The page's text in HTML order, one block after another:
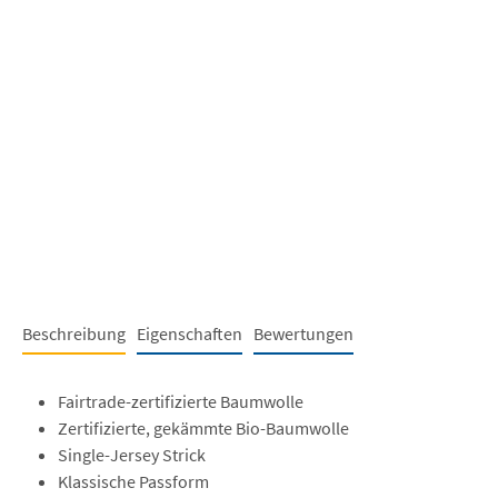
Beschreibung Eigenschaften Bewertungen
Fairtrade-zertifizierte Baumwolle
Zertifizierte, gekämmte Bio-Baumwolle
Single-Jersey Strick
Klassische Passform